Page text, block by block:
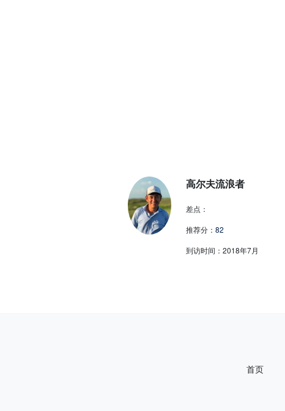
高尔夫流浪者
差点：
推荐分： 82
到访时间： 2018年7月
首页